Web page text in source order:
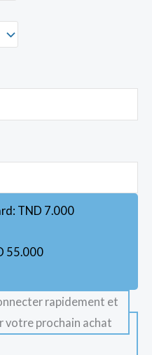
TND 7.000
55.000
rapidement et
votre prochain achat